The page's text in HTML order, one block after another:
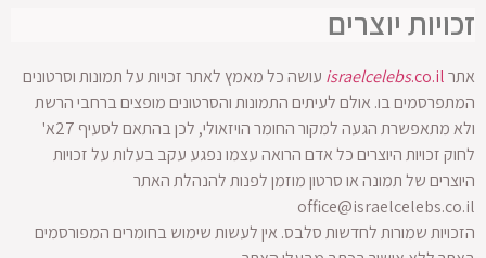
זכויות יוצרים
אתר israelcelebs.co.il
עושה כל מאמץ לאתר זכויות על תמונות וסרטונים
המתפרסמים בו. אולם לעיתים התמונות והסרטונים מופצים ברחבי הרשת
ולא מתאפשרת הגעה למקור החומר הויזאולי, לכן בהתאם לסעיף 27א'
לחוק זכויות היוצרים כל אדם הרואה עצמו נפגע עקב בעלות על זכויות
היוצרים של תמונה או סרטון מוזמן לפנות להנהלת האתר
office@israelcelebs.co.il
הזכויות שמורות לחדשות סלבס. אין לעשות שימוש בחומרים המפורסמים